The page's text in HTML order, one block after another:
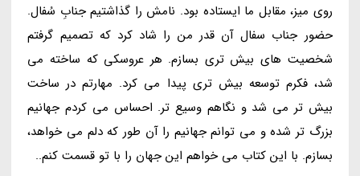
روی میز، مقابل ما ایستاده بود. نامش را گذاشتیم جنابِ سُفال.
حضور جناب سفال آن قدر من را شاد کرد که تصمیم گرفتم
شخصیت های بیش تری بسازم. هر عروسکی که ساخته می
شد، فکرم توسعه بیش تری پیدا می کرد. مهارتم در ساخت
بیش تر می شد و نگاهم وسیع تر. احساس می کردم جهانیم
بزرگ تر شده و می توانم جهانیم را آن طور که دلم می خواهد،
بسازم. با این کتاب می خواهم این جهان را با تو قسمت کنم..